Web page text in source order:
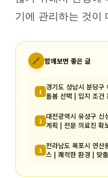
기에 관리하는 것이
🔗 함께보면 좋은 글
1 경기도 성남시 분당구
돌봄 선택 | 입지 조건
2 대전광역시 유성구 신
계획 | 전문 의료진 확
3 전라남도 목포시 연산
스 | 쾌적한 환경 | 맞